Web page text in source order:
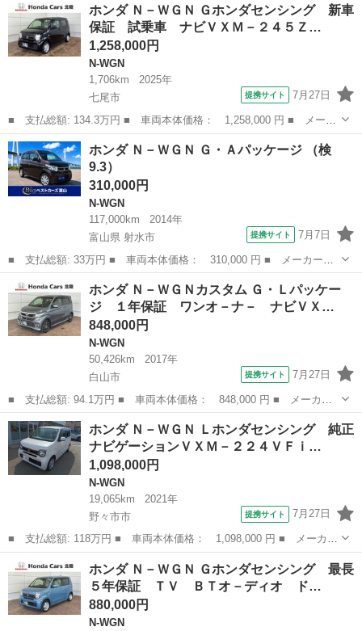
ッケージ 最長５年保証 ナビＶＸＭ－１９４ＶＦｉ ＴＶ Ｒカメ
ラ ＢＴオ－...
ホンダ Ｎ－ＷＧＮ Ｇホンダセンシング 新車
保証 試乗車 ナビＶＸＭ－２４５Ｚ…
1,258,000円
N-WGN
1,706km
2025年
七尾市
提携サイト 7月27日
■ 支払総額: 134.3万円 ■ 車両本体価格： 1,258,000 円 ■ メーカ
ー名： ホンダ ■ 車種名： Ｎ－ＷＧＮ ■ グレード名： Ｇホン
ダセンシング 新車保証 試乗車 ナビＶＸＭ－２４５ＺＦＥｉ Ｔ
Ｖ ＢＴ...
石川 七尾市 N-WGN
ホンダ Ｎ－ＷＧＮ Ｇ・Ａパッケージ （検
9.3）
310,000円
N-WGN
117,000km
2014年
富山県 射水市
提携サイト 7月7日
■ 支払総額: 33万円 ■ 車両本体価格： 310,000 円 ■ メーカー
名： ホンダ ■ 車種名： Ｎ－ＷＧＮ ■ グレード名： Ｇ・Ａパ
ッケージ ■ 排気量： 660cc ■ ドア枚数： 5D ■ ミッション：
C...
富山 N-WGN
ホンダ Ｎ－ＷＧＮカスタム Ｇ・Ｌパッケー
ジ １年保証 ワンオ－ナ－ ナビＶＸ…
848,000円
N-WGN
50,426km
2017年
白山市
提携サイト 7月27日
■ 支払総額: 94.1万円 ■ 車両本体価格： 848,000 円 ■ メーカー
名： ホンダ ■ 車種名： Ｎ－ＷＧＮカスタム ■ グレード名：
Ｇ・Ｌパッケージ １年保証 ワンオ－ナ－ ナビＶＸＭ－１８４Ｖ
Ｆｉ ＴＶ ...
石川 白山市 N-WGN
ホンダ Ｎ－ＷＧＮ Ｌホンダセンシング 純正
ナビゲーションＶＸＭ－２２４ＶＦｉ…
1,098,000円
N-WGN
19,065km
2021年
野々市市
提携サイト 7月27日
■ 支払総額: 118万円 ■ 車両本体価格： 1,098,000 円 ■ メーカー
名： ホンダ ■ 車種名： Ｎ－ＷＧＮ ■ グレード名： Ｌホンダ
センシング 純正ナビゲーションＶＸＭ－２２４ＶＦｉ／バックカメ
ラ／ＥＴＣ...
石川 N-WGN
ホンダ Ｎ－ＷＧＮ Ｇホンダセンシング 最長
５年保証 ＴＶ ＢＴオ－ディオ ド…
880,000円
N-WGN